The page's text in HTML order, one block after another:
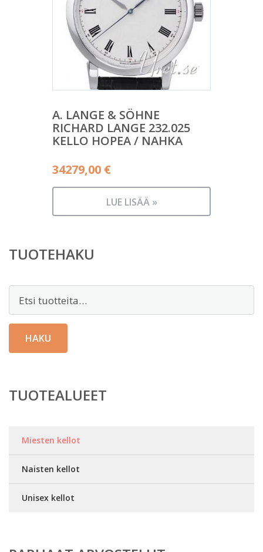
A. LANGE & SÖHNE
RICHARD LANGE 232.025
KELLO HOPEA / NAHKA
34279,00 €
LUE LISÄÄ »
TUOTEHAKU
HAKU
TUOTEALUEET
Miesten kellot
Naisten kellot
Unisex kellot